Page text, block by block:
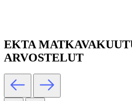
EKTA
ARVOSTELUT